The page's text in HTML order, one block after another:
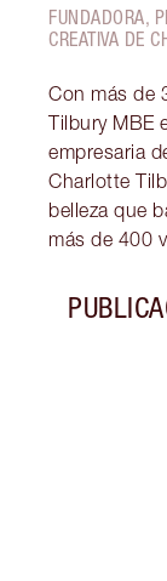
FUNDADORA,
CREATIVA DE
Con más de
Tilbury MBE
empresaria
Charlotte
belleza que
más de 400